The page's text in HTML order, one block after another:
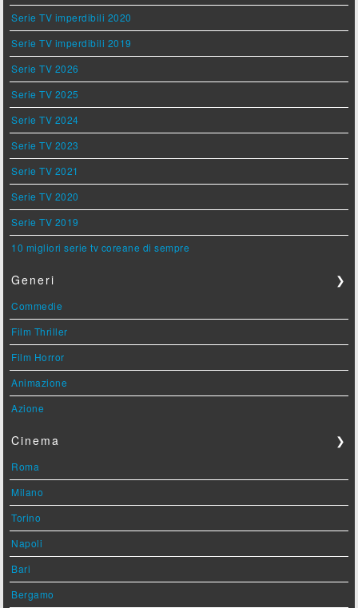
Serie TV imperdibili 2020
Serie TV imperdibili 2019
Serie TV 2026
Serie TV 2025
Serie TV 2024
Serie TV 2023
Serie TV 2021
Serie TV 2020
Serie TV 2019
10 migliori serie tv coreane di sempre
Generi ❯
Commedie
Film Thriller
Film Horror
Animazione
Azione
Cinema ❯
Roma
Milano
Torino
Napoli
Bari
Bergamo